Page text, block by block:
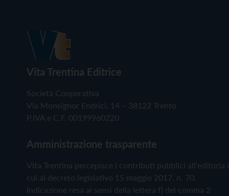
Vita Trentina Editrice
Società Cooperativa
Via Monsignor Endrici, 14 – 38122 Trento
P.IVA e C.F. 00199960220
Amministrazione trasparente
Vita Trentina percepisce i contributi pubblici all'editoria
cui al decreto legislativo 15 maggio 2017, n. 70.
Indicazione resa ai sensi della lettera f) del comma 2